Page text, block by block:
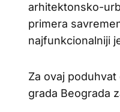
arhitektonsko-
primera
najfunkcionalniji
Za ovaj
grada Beograda